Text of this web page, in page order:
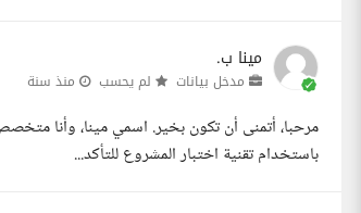
مينا ب.
مدخل بيانات لم يحسب منذ سنة
مرحبا، أتمنى أن تكون بخير. اسمي مينا، وأنا
باستخدام تقنية اختبار المشروع للتأكد...